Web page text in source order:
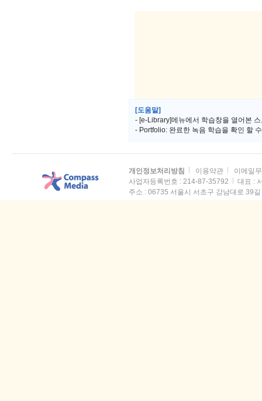
[도움말]
- [e-Library]메뉴에서 학습창을 열어본
- Portfolio: 완료한 녹음 학습을 확인 할
개인정보처리방침 이용약관
이메일
사업자등록번호 : 214-87-35792
대표 :
주소 : 06735 서울시 서초구 강남대로 39